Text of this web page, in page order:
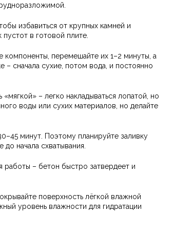
избавиться от крупных камней и
в готовой плите.
компоненты, перемешайте их 1–2 минуты, а
– сначала сухие, потом вода, и постоянно
– легко накладываться лопатой, но
воды или сухих материалов, но делайте
минут. Поэтому планируйте заливку
начала схватывания.
работы – бетон быстро затвердеет и
поверхность лёгкой влажной
уровень влажности для гидратации